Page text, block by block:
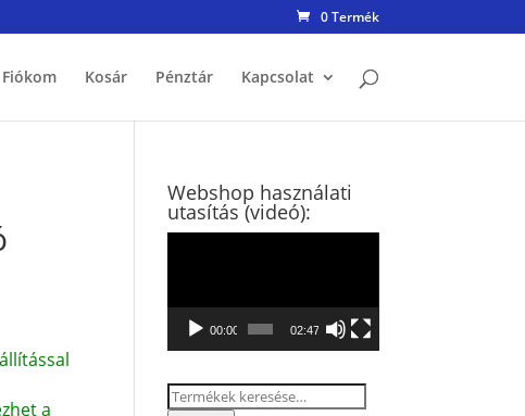
0 Termék
Fiókom Kosár Pénztár Kapcsolat
a
Webshop használati
utasítás (videó):
00:00 02:47
Keresés